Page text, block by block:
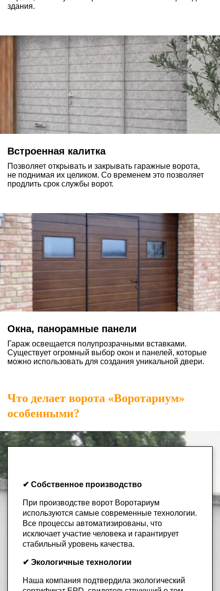
здания.
Встроенная калитка
Позволяет открывать и закрывать гаражные ворота,
не поднимая их целиком. Со временем это позволяет
продлить срок службы ворот.
Окна, панорамные панели
Гараж освещается полупрозрачными вставками.
Существует огромный выбор окон и панелей, которые
можно использовать для создания уникальной двери.
Что делает ворота «Воротариум»
особенными?
✔ Собственное производство
При производстве ворот Воротариум
используются самые современные технологии.
Все процессы автоматизированы, что
исключает участие человека и гарантирует
стабильный уровень качества.
✔ Экологичные технологии
Наша компания подтвердила экологический